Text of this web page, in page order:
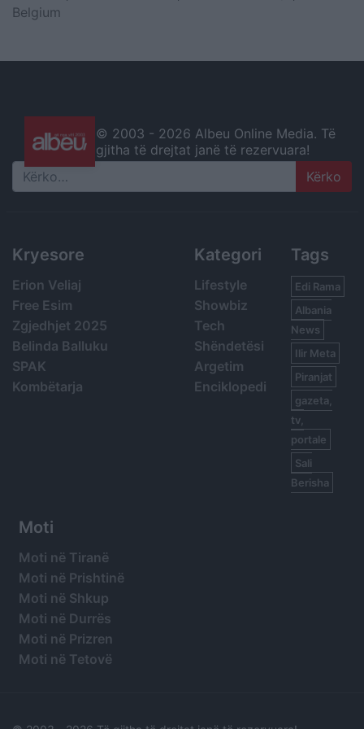
Belgium
© 2003 - 2026 Albeu Online Media. Të
gjitha të drejtat janë të rezervuara!
Search
Kryesore
Erion Veliaj
Free Esim
Zgjedhjet 2025
Belinda Balluku
SPAK
Kombëtarja
Kategori
Lifestyle
Showbiz
Tech
Shëndetësi
Argetim
Enciklopedi
Tags
Edi Rama
Albania
News
Ilir Meta
Piranjat
gazeta,
tv,
portale
Sali
Berisha
Moti
Moti në Tiranë
Moti në Prishtinë
Moti në Shkup
Moti në Durrës
Moti në Prizren
Moti në Tetovë